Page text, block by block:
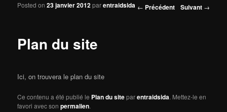
Navigation des articles ← Précédent Suivant →
Plan du site
Posted on23 janvier 2012parentraidsida
Ici, on trouvera le plan du site
Ce contenu a été publié le Plan du siteparentraidsida. Mettez-le en
favori avec sonpermalien.